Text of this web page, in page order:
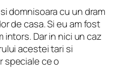
domnisoara cu un dram
de casa. Si eu am fost
intors. Dar in nici un caz
acestei tari si
speciale ce o